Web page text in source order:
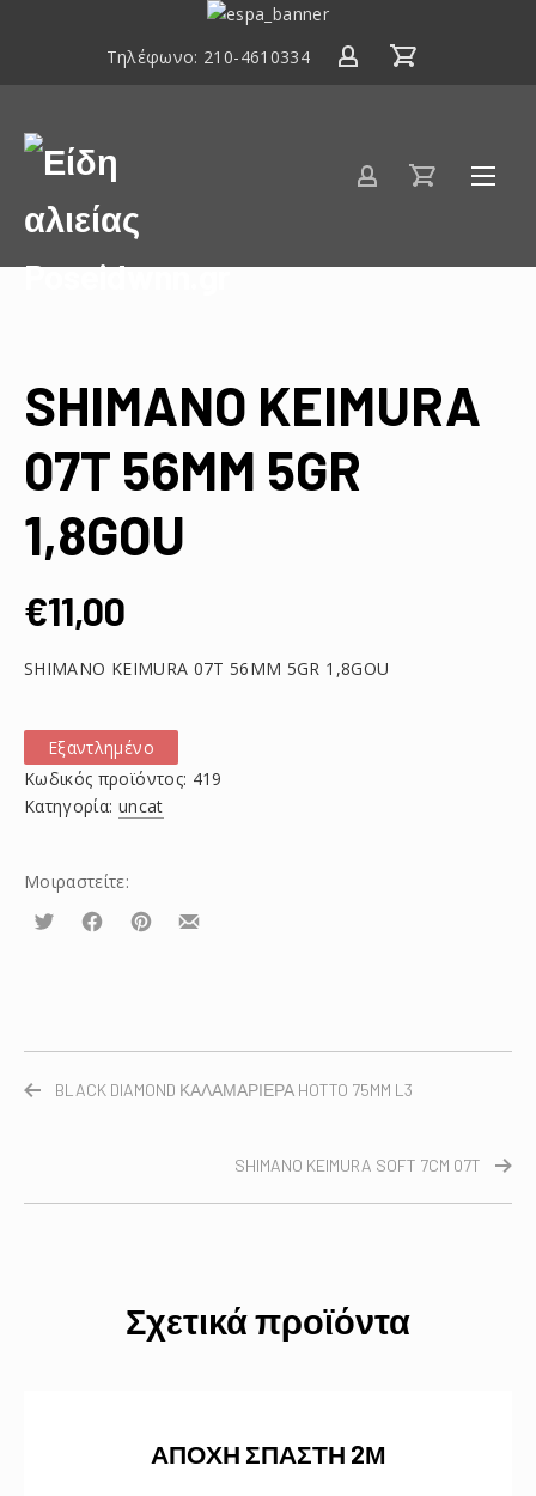
ΕΣΠΑ
2020
Τηλέφωνο: 210-4610334
Είδη
αλιείας
Poseidwnn.gr
SHIMANO KEIMURA
07T 56MM 5GR
1,8GOU
€11,00
SHIMANO KEIMURA 07T 56MM 5GR 1,8GOU
Εξαντλημένο
Κωδικός προϊόντος: 419
Κατηγορία: uncat
Μοιραστείτε:
Τουίτα ΜοιραστείτεΜοιραστείτεΜοιραστείτε
BLACK DIAMOND ΚΑΛΑΜΑΡΙΕΡΑ HOTTO 75MM L3
SHIMANO KEIMURA SOFT 7CM 07T
Σχετικά προϊόντα
ΑΠΟΧΗ ΣΠΑΣΤΗ 2Μ